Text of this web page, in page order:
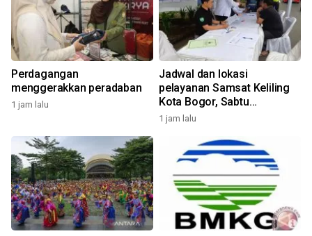
Perdagangan
menggerakkan peradaban
1 jam lalu
Jadwal dan lokasi
pelayanan Samsat Keliling
Kota Bogor, Sabtu
(8/8/2026)
1 jam lalu